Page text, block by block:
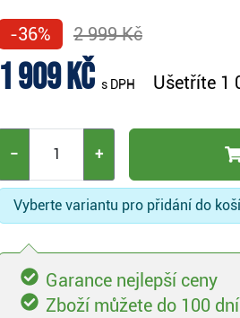
-36% 2 999 Kč
1 909 Kč s DPH Ušetříte 1
− +
Vyberte variantu pro přidání do
Garance nejlepší ceny
Zboží můžete do 100